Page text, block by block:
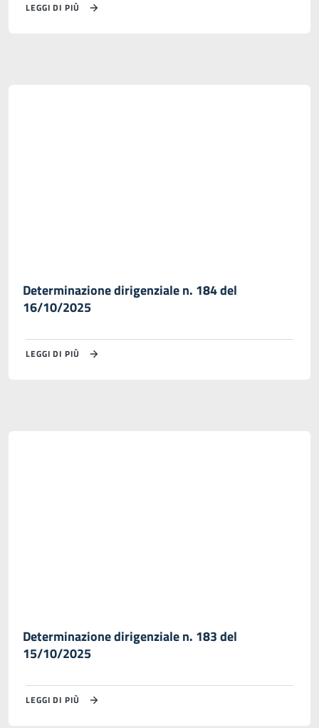
LEGGI DI PIÙ
Determinazione dirigenziale n. 184 del
16/10/2025
LEGGI DI PIÙ
Determinazione dirigenziale n. 183 del
15/10/2025
LEGGI DI PIÙ